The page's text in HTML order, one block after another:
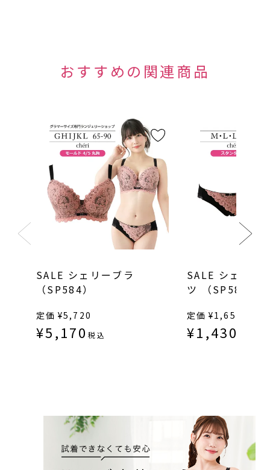
SALE シェリーブラ
（SP584）
定価 ¥5,720
¥5,170 税込
SALE シェリー
ツ （SP584）
定価 ¥1,650
¥1,430